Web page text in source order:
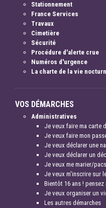
Stationnement
France Services
Travaux
Cimetière
Sécurité
Procédure d'alerte crue
Numéros d'urgence
La charte de la vie
VOS DÉMARCHES
Administratives
Je veux faire ma carte
Je veux faire mon
Je veux déclarer une
Je veux déclarer un
Je veux me marier/
Je veux m'inscrire sur
Bientôt 16 ans !
Je veux organiser un
Les autres démarches